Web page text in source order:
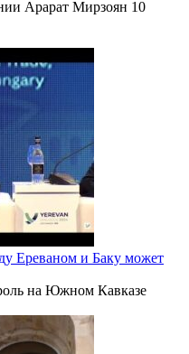
Арарат Мирзоян 10
Ереваном и Баку может
на Южном Кавказе